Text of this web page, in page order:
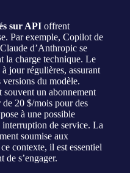
sur API offrent
Par exemple, Copilot de
d’Anthropic se
la charge technique. Le
jour régulières, assurant
versions du modèle.
souvent un abonnement
20 $/mois pour des
à une possible
de service. La
soumise aux
contexte, il est essentiel
de s’engager.